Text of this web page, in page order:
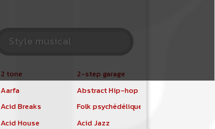
Style musical
2 tone
2-step garage
Aarfa
Abstract Hip-hop
Acid Breaks
Folk psychédélique
Acid House
Acid Jazz